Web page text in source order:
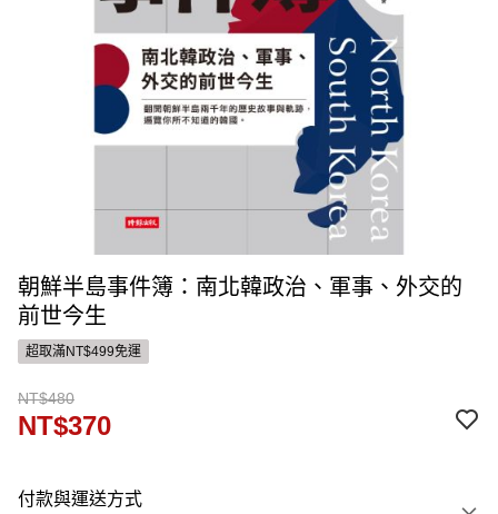
朝鮮半島事件簿：南北韓政治、軍事、外交的
前世今生
超取滿NT$499免運
NT$480
NT$370
付款與運送方式